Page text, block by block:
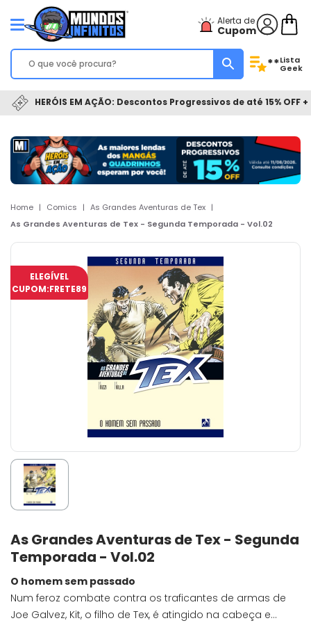
Alerta de
Cupom
**Lista
Geek
HERÓIS EM AÇÃO: Descontos Progressivos de até 15% OFF
Home | Comics | As Grandes Aventuras de Tex |
As Grandes Aventuras de Tex - Segunda Temporada - Vol.02
ELEGÍVEL
CUPOM:FRETE89
As Grandes Aventuras de Tex - Segunda
Temporada - Vol.02
O homem sem passado
Num feroz combate contra os traficantes de armas de
Joe Galvez, Kit, o filho de Tex, é atingido na cabeça e